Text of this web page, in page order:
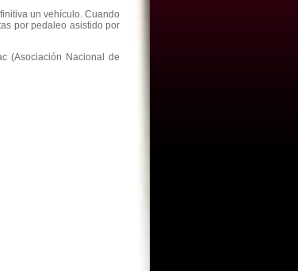
un vehículo. Cuando
por pedaleo asistido por
(Asociación Nacional de